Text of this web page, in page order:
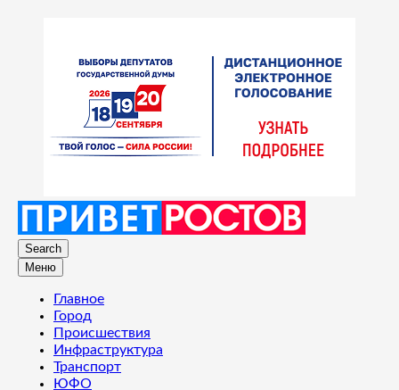
Search
Меню
Главное
Город
Происшествия
Инфраструктура
Транспорт
ЮФО